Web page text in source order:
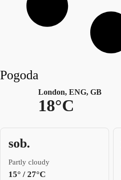
Pogoda
London, ENG, GB
18°C
sob.
Partly cloudy
15° / 27°C